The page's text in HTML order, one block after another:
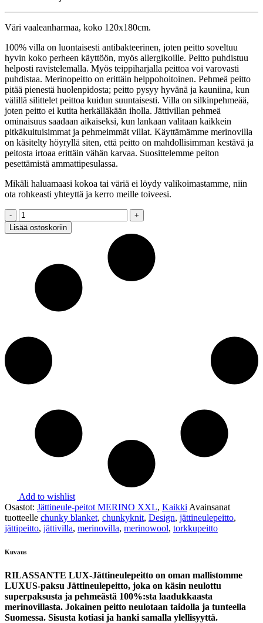
Väri vaaleanharmaa, koko 120x180cm.
100% villa on luontaisesti antibakteerinen, joten peitto soveltuu
hyvin koko perheen käyttöön, myös allergikoille. Peitto puhdistuu
helposti ravistelemalla. Myös teippiharjalla peittoa voi varovasti
puhdistaa. Merinopeitto on erittäin helppohoitoinen. Pehmeä peitto
pitää pienestä huolenpidosta; peitto pysyy hyvänä ja kauniina, kun
välillä silittelet peittoa kuidun suuntaisesti. Villa on silkinpehmeää,
joten peitto ei kutita herkälläkään iholla. Jättivillan pehmeä
ominaisuus saadaan aikaiseksi, kun lankaan valitaan kaikkein
pitkäkuituisimmat ja pehmeimmät villat. Käyttämämme merinovilla
on käsitelty höyryllä siten, että peitto on mahdollisimman kestävä ja
peitosta irtoaa erittäin vähän karvaa. Suosittelemme peiton
pesettämistä ammattipesulassa.
Mikäli haluamaasi kokoa tai väriä ei löydy valikoimastamme, niin
ota rohkeasti yhteyttä ja kerro meille toiveesi.
Jättineulepeitto,
MERINO
XXL,
Lisää ostoskoriin
Add to wishlist
Osastot: Jättineule-peitot MERINO XXL, Kaikki Avainsanat
tuotteelle chunky blanket, chunkyknit, Design, jättineulepeitto,
jättipeitto, jättivilla, merinovilla, merinowool, torkkupeitto
Kuvaus
RILASSANTE LUX-Jättineulepeitto on oman mallistomme
LUXUS-paksu Jättineulepeitto, joka on käsin neulottu
superpaksusta ja pehmeästä 100%:sta laadukkaasta
merinovillasta. Jokainen peitto neulotaan taidolla ja tunteella
Suomessa. Sisusta kotiasi ja hanki samalla ylellisyyttä.